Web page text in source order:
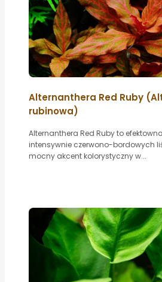
Alternanthera Red Ruby
rubinowa)
Alternanthera Red Ruby to
intensywnie czerwono-bordowych
mocny akcent kolorystyczny w...